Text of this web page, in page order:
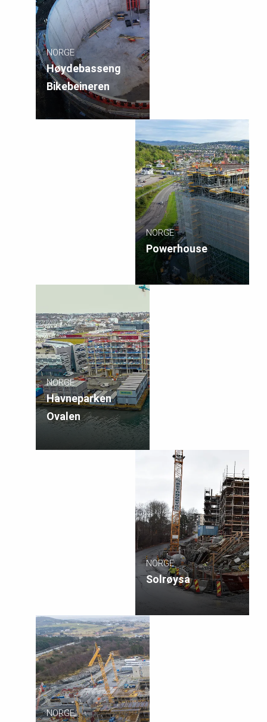
NORGE
Høydebasseng
Bikebeineren
NORGE
Powerhouse
NORGE
Havneparken
Ovalen
NORGE
Solrøysa
NORGE